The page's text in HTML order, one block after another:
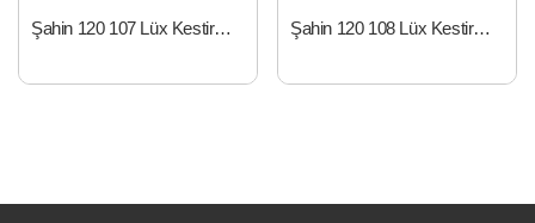
Şahin 120 107 Lüx Kestirme Fırça Pls. Sap 1 Şahin 120 108 Lüx Kestirme Fırça Pls. Sap 1.5